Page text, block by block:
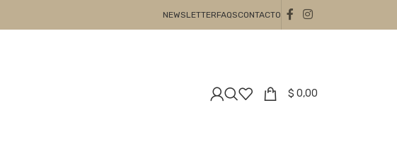
NEWSLETTERFAQSCONTACTO
$ 0,00